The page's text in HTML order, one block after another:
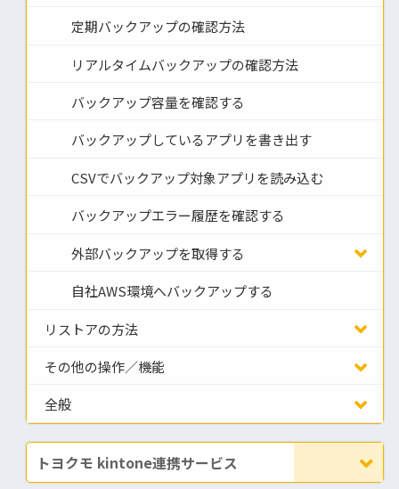
定期バックアップの確認方法
リアルタイムバックアップの確認方法
バックアップ容量を確認する
バックアップしているアプリを書き出す
CSVでバックアップ対象アプリを読み込む
バックアップエラー履歴を確認する
外部バックアップを取得する
自社AWS環境へバックアップする
リストアの方法
その他の操作／機能
全般
トヨクモ kintone連携サービス